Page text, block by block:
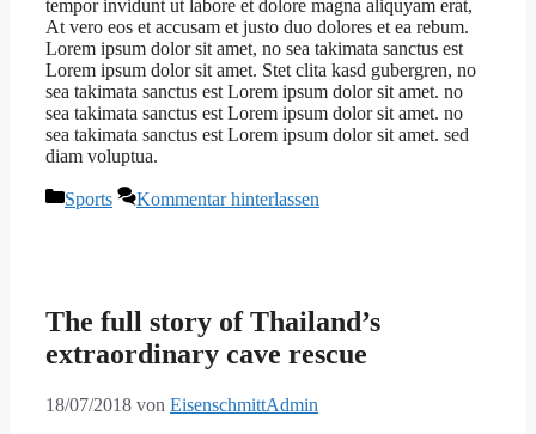
tempor invidunt ut labore et dolore magna aliquyam erat,
At vero eos et accusam et justo duo dolores et ea rebum.
Lorem ipsum dolor sit amet, no sea takimata sanctus est
Lorem ipsum dolor sit amet. Stet clita kasd gubergren, no
sea takimata sanctus est Lorem ipsum dolor sit amet. no
sea takimata sanctus est Lorem ipsum dolor sit amet. no
sea takimata sanctus est Lorem ipsum dolor sit amet. sed
diam voluptua.
Kategorien
Sports Kommentar hinterlassen
The full story of Thailand’s
extraordinary cave rescue
18/07/2018 von EisenschmittAdmin